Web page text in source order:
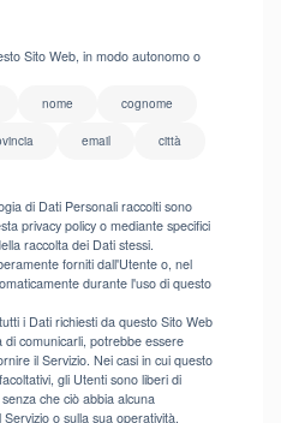
Sito Web, in modo autonomo o
nome cognome
email città
di Dati Personali raccolti sono
privacy policy o mediante specifici
raccolta dei Dati stessi.
forniti dall'Utente o, nel
durante l'uso di questo
i Dati richiesti da questo Sito Web
di comunicarli, potrebbe essere
il Servizio. Nei casi in cui questo
gli Utenti sono liberi di
che ciò abbia alcuna
o sulla sua operatività.